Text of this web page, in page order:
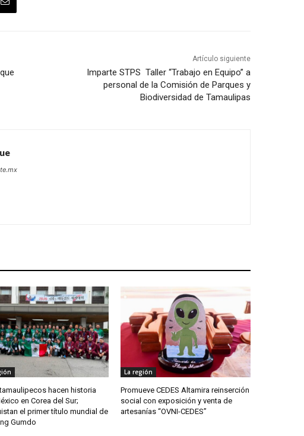
Artículo siguiente
Imparte STPS Taller “Trabajo en Equipo” a
personal de la Comisión de Parques y
Biodiversidad de Tamaulipas
hacen historia
en Corea del Sur;
el primer título mundial de
Gumdo
La región
Promueve CEDES Altamira reinserción
social con exposición y venta de
artesanías “OVNI-CEDES”